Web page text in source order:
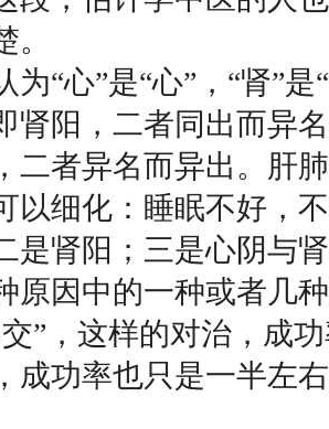
心”是“心”，“肾”是
肾阳，二者同出而异
二者异名而异出。肝
细化：睡眠不好，不
是肾阳；三是心阴与
原因中的一种或者几
”，这样的对治，成
成功率也只是一半左